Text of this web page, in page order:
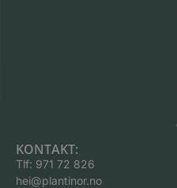
KONTAKT:
Tlf: 971 72 826
hei@plantinor.no